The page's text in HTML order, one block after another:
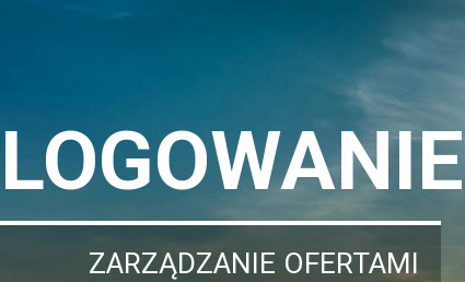
LOGOWANIE
ZARZĄDZANIE OFERTAMI